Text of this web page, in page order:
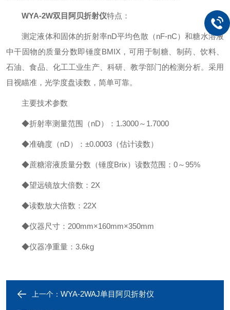
WYA-2W双目阿贝折射仪特点：
测定液体和固体的折射率nD平均色散（nF-nC）和糖水溶液
中干固物的质量分数即锤度BMIX，可用于制糖、制药、饮料、
石油、食品、化工工业生产、科研、教学部门的检测分析。采用
目视瞄准，光学度盘读数，简单可靠。
主要技术参数
◆折射率测量范围（nD）：1.3000～1.7000
◆准确度（nD）：±0.0003（估计读数）
◆蔗糖溶液质量分数（锤度Brix）读数范围：0～95%
◆望远镜放大倍数：2X
◆读数放大倍数：22X
◆仪器尺寸：200mm×160mm×350mm
◆仪器净重量：3.6kg
上一个： WYA-2WAJ单目阿贝折射仪